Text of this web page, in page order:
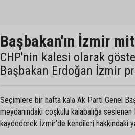
Başbakan'ın İzmir
CHP'nin kalesi olarak
Başbakan Erdoğan İzmir
Seçimlere bir hafta kala Ak Parti Genel
meydanındaki coşkulu kalabalığa
kaydederek İzmir'de kendileri hakkındaki